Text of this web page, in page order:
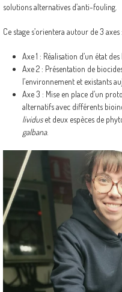
solutions alternatives d’anti-fouling.
Ce stage s’orientera autour de 3 axes :
Axe 1 : Réalisation d’un état
Axe 2 : Présentation de
l’environnement et existants
Axe 3 : Mise en place d’un
alternatifs avec différents
lividuset deux espèces de
galbana.